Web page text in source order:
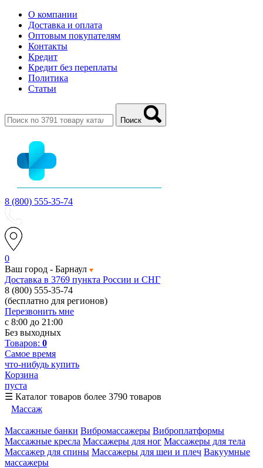
О компании
Доставка и оплата
Оптовым покупателям
Контакты
Кредит
Кредит без переплаты
Политика
Статьи
Поиск
8 (800) 555-35-74
0
Ваш город - Барнаул
Доставка в 3769 пункта России и СНГ
8 (800) 555-35-74
(бесплатно для регионов)
Перезвонить мне
с 8:00 до 21:00
Без выходных
Товаров: 0
Самое время
что-нибудь купить
Корзина
пуста
☰ Каталог товаров более 3790 товаров
Массаж
Массажные банки Вибромассажеры Виброплатформы
Массажные кресла Массажеры для ног Массажеры для тела
Массажер для спины Массажеры для шеи и плеч Вакуумные
массажеры